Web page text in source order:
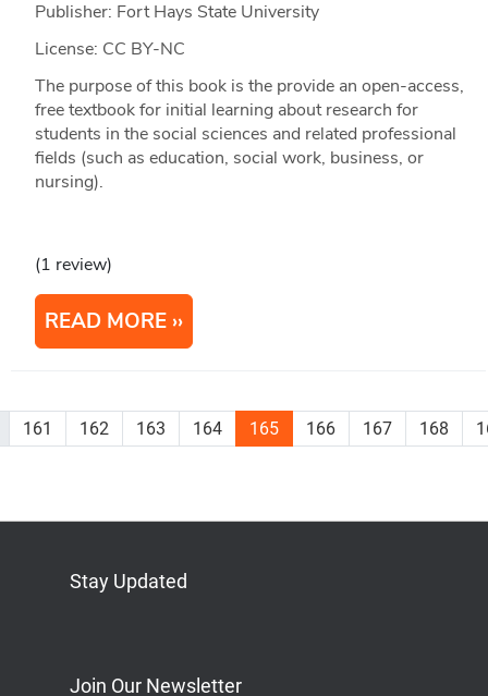
Publisher: Fort Hays State University
License: CC BY-NC
The purpose of this book is the provide an open-access,
free textbook for initial learning about research for
students in the social sciences and related professional
fields (such as education, social work, business, or
nursing).
(1 review)
READ MORE
161 162 163 164 165 166 167 168
Stay Updated
Join Our Newsletter